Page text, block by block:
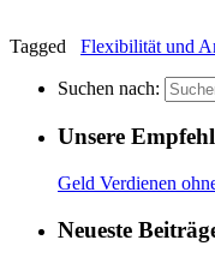
Tagged Flexibilität und
Suchen nach:
Unsere
Geld Verdienen
Neueste